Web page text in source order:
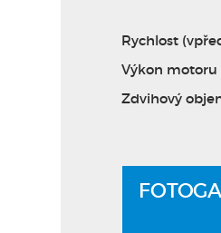
Rychlost
Výkon motoru
Zdvihový